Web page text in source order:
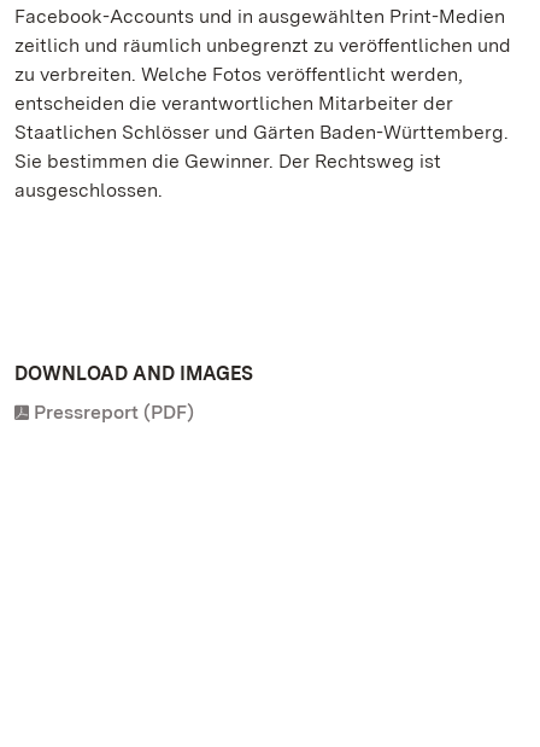
Facebook-Accounts und in ausgewählten Print-Medien
zeitlich und räumlich unbegrenzt zu veröffentlichen und
zu verbreiten. Welche Fotos veröffentlicht werden,
entscheiden die verantwortlichen Mitarbeiter der
Staatlichen Schlösser und Gärten Baden-Württemberg.
Sie bestimmen die Gewinner. Der Rechtsweg ist
ausgeschlossen.
DOWNLOAD AND IMAGES
Pressreport (PDF)